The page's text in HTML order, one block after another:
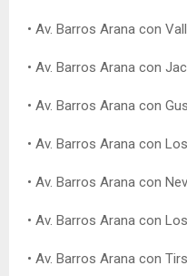
• Av. Barros Arana con
• Av. Barros Arana con
• Av. Barros Arana con
• Av. Barros Arana con
• Av. Barros Arana con
• Av. Barros Arana con
• Av. Barros Arana con